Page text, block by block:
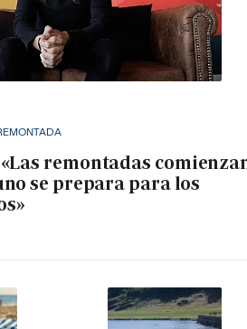
remontadas
se prepara para los